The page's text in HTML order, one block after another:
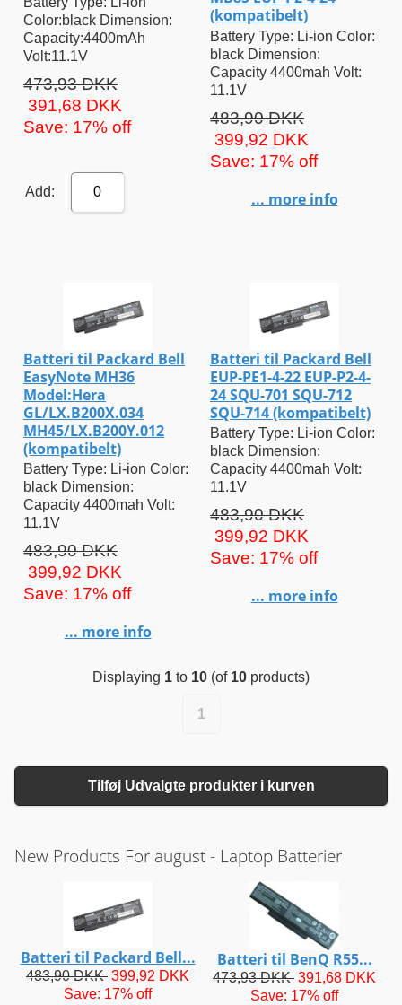
Color:black Dimension:
Capacity:4400mAh
Volt:11.1V
473,93 DKK
391,68 DKK
Save: 17% off
Add: 0
(kompatibelt)
Battery Type: Li-ion Color:
black Dimension:
Capacity 4400mah Volt:
11.1V
483,90 DKK
399,92 DKK
Save: 17% off
... more info
Batteri til Packard Bell
EasyNote MH36
Model:Hera
GL/LX.B200X.034
MH45/LX.B200Y.012
(kompatibelt)
Battery Type: Li-ion Color:
black Dimension:
Capacity 4400mah Volt:
11.1V
483,90 DKK
399,92 DKK
Save: 17% off
... more info
Batteri til Packard Bell
EUP-PE1-4-22 EUP-P2-4-
24 SQU-701 SQU-712
SQU-714 (kompatibelt)
Battery Type: Li-ion Color:
black Dimension:
Capacity 4400mah Volt:
11.1V
483,90 DKK
399,92 DKK
Save: 17% off
... more info
Displaying 1 to 10 (of 10 products)
1
Tilføj Udvalgte produkter i kurven
New Products For august - Laptop Batterier
Batteri til Packard Bell...
483,90 DKK 399,92 DKK
Save: 17% off
Batteri til BenQ R55...
473,93 DKK 391,68 DKK
Save: 17% off